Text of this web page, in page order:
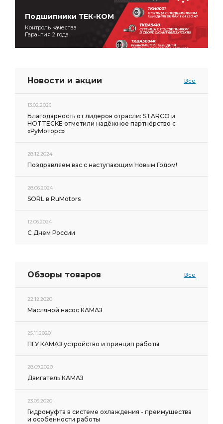
Подшипники ТЕК-КОМ
Контроль качества
Гарантия 2 года
Новости и акции Все
13.02.2026
Благодарность от лидеров отрасли: STARCO и
HOTTECKE отметили надёжное партнёрство с
«РуМоторс»
28.12.2024
Поздравляем вас с наступающим Новым Годом!
28.06.2024
SORL в RuMotors
12.06.2024
С Днем России
Обзоры товаров Все
22.12.2020
Масляной насос КАМАЗ
25.11.2020
ПГУ КАМАЗ устройство и принцип работы
28.09.2020
Двигатель КАМАЗ
23.09.2020
Гидромуфта в системе охлаждения - преимущества
и особенности работы